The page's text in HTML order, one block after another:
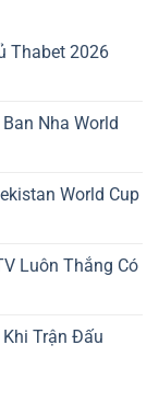
Thabet 2026
Nha World
World Cup
Luôn Thắng Có
Trận Đấu